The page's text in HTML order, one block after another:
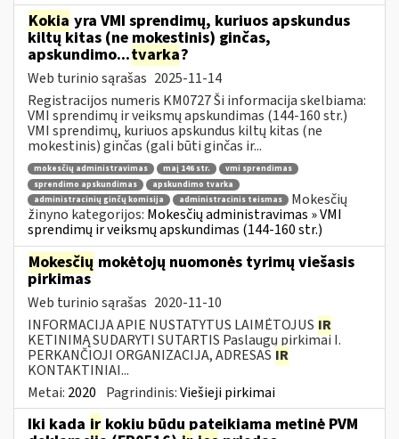
Kokia yra VMI sprendimų, kuriuos apskundus
kiltų kitas (ne mokestinis) ginčas,
apskundimo...tvarka?
Web turinio sąrašas 2025-11-14
Registracijos numeris KM0727 Ši informacija skelbiama:
VMI sprendimų ir veiksmų apskundimas (144-160 str.)
VMI sprendimų, kuriuos apskundus kiltų kitas (ne
mokestinis) ginčas (gali būti ginčas ir...
mokesčių administravimas maį 146 str.
vmi sprendimas
sprendimo apskundimas
apskundimo tvarka
administracinių ginčų komisija
administracinis teismas
Mokesčių
žinyno kategorijos: Mokesčių administravimas » VMI
sprendimų ir veiksmų apskundimas (144-160 str.)
Mokesčių mokėtojų nuomonės tyrimų viešasis
pirkimas
Web turinio sąrašas 2020-11-10
INFORMACIJA APIE NUSTATYTUS LAIMĖTOJUS IR
KETINIMĄ SUDARYTI SUTARTIS Paslaugų pirkimai I.
PERKANČIOJI ORGANIZACIJA, ADRESAS IR
KONTAKTINIAI...
Metai: 2020 Pagrindinis:Viešieji pirkimai
Iki kada ir kokiu būdu pateikiama metinė PVM